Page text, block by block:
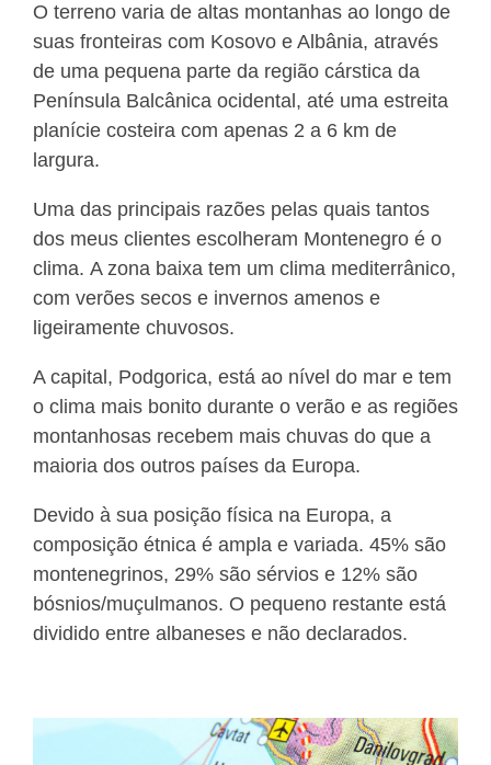
O terreno varia de altas montanhas ao longo de
suas fronteiras com Kosovo e Albânia, através
de uma pequena parte da região cárstica da
Península Balcânica ocidental, até uma estreita
planície costeira com apenas 2 a 6 km de
largura.
Uma das principais razões pelas quais tantos
dos meus clientes escolheram Montenegro é o
clima. A zona baixa tem um clima mediterrânico,
com verões secos e invernos amenos e
ligeiramente chuvosos.
A capital, Podgorica, está ao nível do mar e tem
o clima mais bonito durante o verão e as regiões
montanhosas recebem mais chuvas do que a
maioria dos outros países da Europa.
Devido à sua posição física na Europa, a
composição étnica é ampla e variada. 45% são
montenegrinos, 29% são sérvios e 12% são
bósnios/muçulmanos. O pequeno restante está
dividido entre albaneses e não declarados.